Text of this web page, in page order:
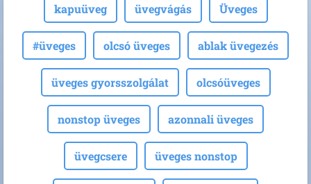
kapuüveg üvegvágás Üveges
#üveges olcsó üveges ablak üvegezés
üveges gyorsszolgálat olcsóüveges
nonstop üveges azonnali üveges
üvegcsere üveges nonstop